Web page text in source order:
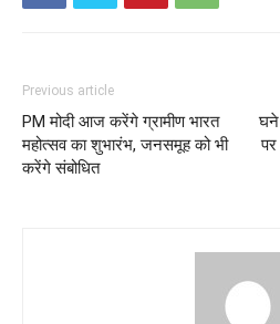
Previous article
PM मोदी आज करेंगे ग्रामीण भारत
महोत्सव का शुभारंभ, जनसमूह को भी
करेंगे संबोधित
घने
पर